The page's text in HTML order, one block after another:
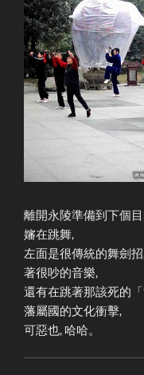
離開永陵準備到下個
嬸在跳舞,
左面是很傳統的舞劍
著很吵的音樂,
還有在跳著那該死的
藩屬國的文化衝擊,
可惡也, 哈哈。